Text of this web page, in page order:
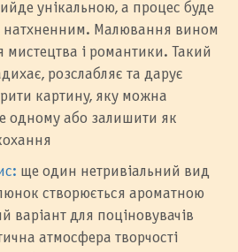
унікальною, а процес буде
натхненним. Малювання вином
і романтики. Такий
розслабляє та дарує
картину, яку можна
одному або залишити як
ще один нетривіальний вид
створюється ароматною
варіант для поціновувачів
атмосфера творчості